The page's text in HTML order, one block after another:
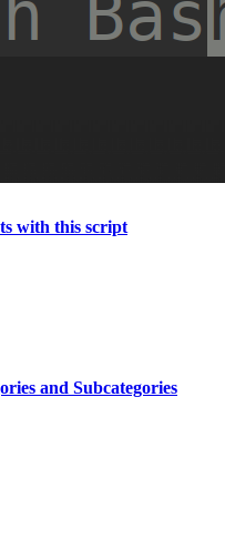
with this script
and Subcategories